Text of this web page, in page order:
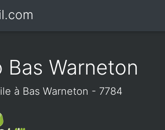
Warneton
à Bas Warneton - 7784